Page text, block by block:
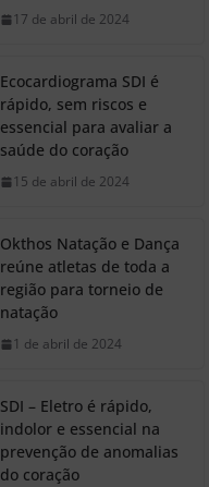
17 de abril de 2024
Ecocardiograma SDI é
rápido, sem riscos e
essencial para avaliar a
saúde do coração
15 de abril de 2024
Okthos Natação e Dança
reúne atletas de toda a
região para torneio de
natação
1 de abril de 2024
SDI – Eletro é rápido,
indolor e essencial na
prevenção de anomalias
do coração